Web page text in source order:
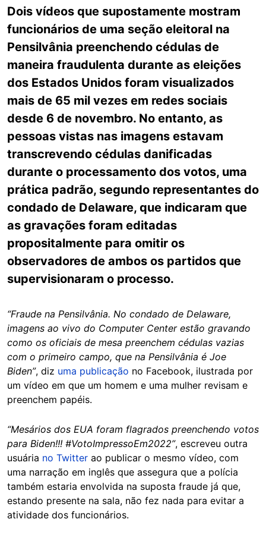
Dois vídeos que supostamente mostram
funcionários de uma seção eleitoral na
Pensilvânia preenchendo cédulas de
maneira fraudulenta durante as eleições
dos Estados Unidos foram visualizados
mais de 65 mil vezes em redes sociais
desde 6 de novembro. No entanto, as
pessoas vistas nas imagens estavam
transcrevendo cédulas danificadas
durante o processamento dos votos, uma
prática padrão, segundo representantes do
condado de Delaware, que indicaram que
as gravações foram editadas
propositalmente para omitir os
observadores de ambos os partidos que
supervisionaram o processo.
“Fraude na Pensilvânia. No condado de Delaware,
imagens ao vivo do Computer Center estão gravando
como os oficiais de mesa preenchem cédulas vazias
com o primeiro campo, que na Pensilvânia é Joe
Biden”, diz uma publicação no Facebook, ilustrada por
um vídeo em que um homem e uma mulher revisam e
preenchem papéis.
“Mesários dos EUA foram flagrados preenchendo votos
para Biden!!! #VotoImpressoEm2022”, escreveu outra
usuária no Twitter ao publicar o mesmo vídeo, com
uma narração em inglês que assegura que a polícia
também estaria envolvida na suposta fraude já que,
estando presente na sala, não fez nada para evitar a
atividade dos funcionários.